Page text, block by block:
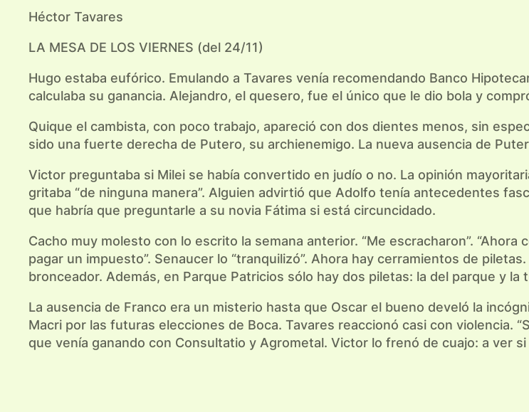
Héctor Tavares
LA MESA DE LOS VIERNES (del 24/11)
Hugo estaba eufórico. Emulando a Tavares venía recomendando Banco
calculaba su ganancia. Alejandro, el quesero, fue el único que le dio bola y
Quique el cambista, con poco trabajo, apareció con dos dientes menos, sin
sido una fuerte derecha de Putero, su archienemigo. La nueva ausencia de
Victor preguntaba si Milei se había convertido en judío o no. La opinión
gritaba “de ninguna manera”. Alguien advirtió que Adolfo tenía antecedentes
que habría que preguntarle a su novia Fátima si está circuncidado.
Cacho muy molesto con lo escrito la semana anterior. “Me escracharon”.
pagar un impuesto”. Senaucer lo “tranquilizó”. Ahora hay cerramientos de
bronceador. Además, en Parque Patricios sólo hay dos piletas: la del parque y la
La ausencia de Franco era un misterio hasta que Oscar el bueno develó la
Macri por las futuras elecciones de Boca. Tavares reaccionó casi con violencia.
que venía ganando con Consultatio y Agrometal. Victor lo frenó de cuajo: a ver